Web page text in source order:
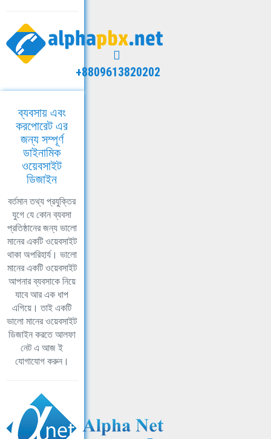
+8809613820202
ব্যবসায় এবং
করপোরেট এর
জন্য সম্পূর্ণ
ডাইনামিক
ওয়েবসাইট
ডিজাইন
বর্তমান তথ্য প্রযুক্তির
যুগে যে কোন ব্যবসা
প্রতিষ্ঠানের জন্য ভালো
মানের একটি ওয়েবসাইট
থাকা অপরিহার্য। ভালো
মানের একটি ওয়েবসাইট
আপনার ব্যবসাকে নিয়ে
যাবে আর এক ধাপ
এগিয়ে। তাই একটি
ভালো মানের ওয়েবসাইট
ডিজাইন করতে আলফা
নেট এ আজ ই
যোগাযোগ করুন।